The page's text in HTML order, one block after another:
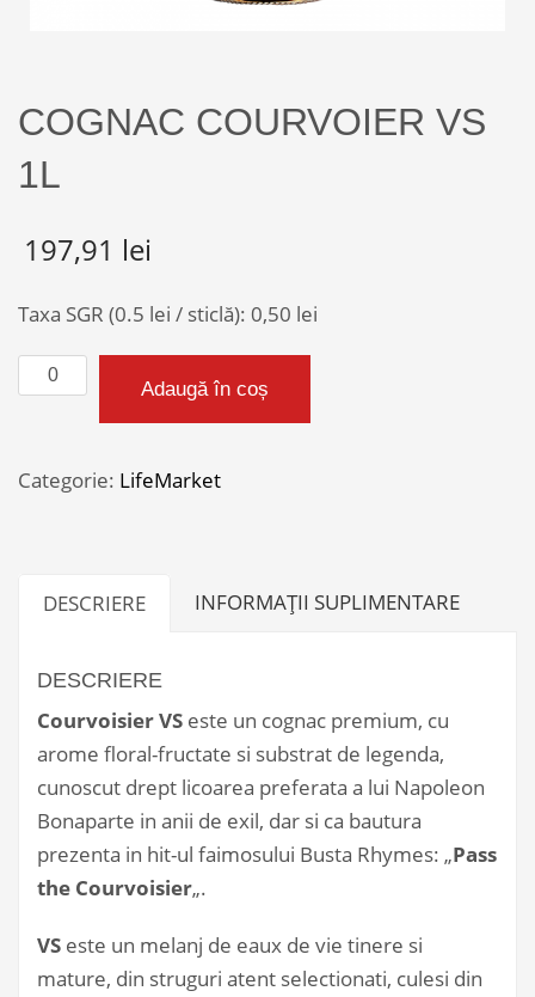
COGNAC COURVOIER VS
1L
197,91 lei
Taxa SGR (0.5 lei / sticlă): 0,50 lei
Cantitate
COGNAC
VS
Adaugă în coș
Categorie: LifeMarket
DESCRIERE INFORMAȚII SUPLIMENTARE
DESCRIERE
Courvoisier VS este un cognac premium, cu
arome floral-fructate si substrat de legenda,
cunoscut drept licoarea preferata a lui Napoleon
Bonaparte in anii de exil, dar si ca bautura
prezenta in hit-ul faimosului Busta Rhymes: „Pass
the Courvoisier„.
VS este un melanj de eaux de vie tinere si
mature, din struguri atent selectionati, culesi din